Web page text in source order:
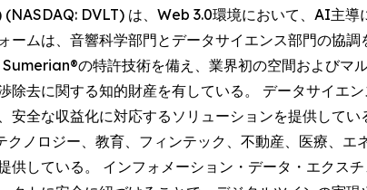
DVLT) は、Web 3.0環境において、AI主導
ームは、音響科学部門とデータサイエンス部門の協
の特許技術を備え、業界初の空間およびマ
除去に関する知的財産を有している。 データサイ
安全な収益化に対応するソリューションを提供して
クノロジー、教育、フィンテック、不動産、医療、
供している。 インフォメーション・データ・エク